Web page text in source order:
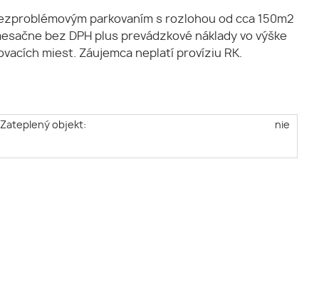
parkovaním s rozlohou od cca 150m2
bez DPH plus prevádzkové náklady vo výške
miest. Záujemca neplatí províziu RK.
Zateplený objekt: nie